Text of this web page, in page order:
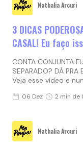
Nathalia Arcuri
3 DICAS
CASAL! Eu faço
CONTA CONJUNTA
SEPARADO? DÁ PRA
Veja esse vídeo e
06 Dez 2 min de
Nathalia Arcuri